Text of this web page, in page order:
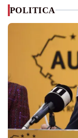
POLITICA